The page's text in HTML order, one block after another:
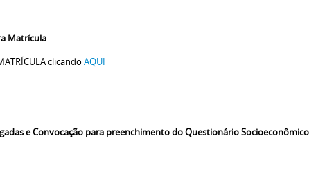
Matrícula
clicando AQUI
e Convocação para preenchimento do Questionário Socioeconômico